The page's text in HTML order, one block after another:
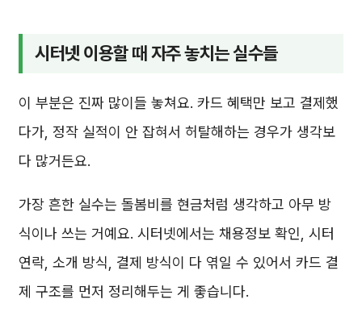
시터넷 이용할 때 자주 놓치는 실수들
이 부분은 진짜 많이들 놓쳐요. 카드 혜택만 보고 결제했
다가, 정작 실적이 안 잡혀서 허탈해하는 경우가 생각보
다 많거든요.
가장 흔한 실수는 돌봄비를 현금처럼 생각하고 아무 방
식이나 쓰는 거예요. 시터넷에서는 채용정보 확인, 시터
연락, 소개 방식, 결제 방식이 다 엮일 수 있어서 카드 결
제 구조를 먼저 정리해두는 게 좋습니다.